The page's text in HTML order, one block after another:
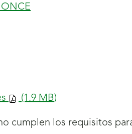
(1.9 MB)
cumplen los requisitos